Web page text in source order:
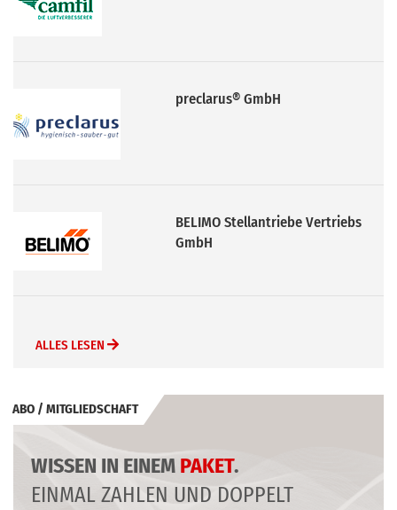
BELIMO Stellantriebe Vertriebs
SAUTER Deutschland
ALLES LESEN
ABO / MITGLIEDSCHAFT
WISSEN IN EINEM PAKET.
EINMAL ZAHLEN UND DOPPELT